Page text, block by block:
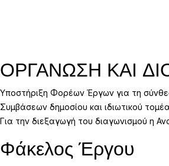
ΟΡΓΑΝΩΣΗ ΚΑΙ
Υποστήριξη Φορέων Έργων για τη
Συμβάσεων δημοσίου και ιδιωτικού
Για την διεξαγωγή του διαγωνισμού η
Φάκελος Έργου